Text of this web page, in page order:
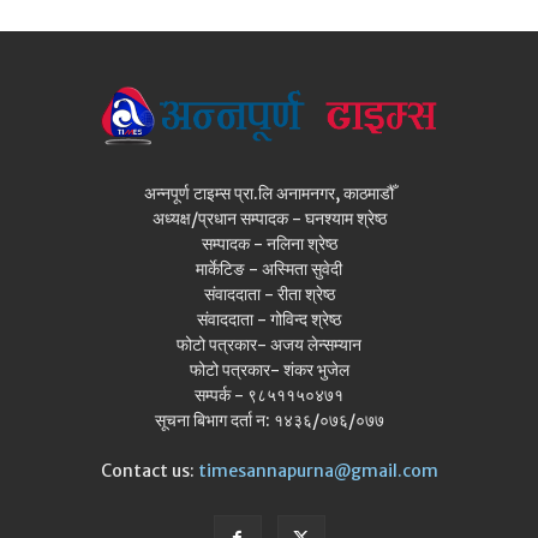
अन्नपूर्ण टाइम्स प्रा.लि अनामनगर, काठमाडौँ
अध्यक्ष/प्रधान सम्पादक - घनश्याम श्रेष्ठ
सम्पादक - नलिना श्रेष्ठ
मार्केटिङ - अस्मिता सुवेदी
संवाददाता - रीता श्रेष्ठ
संवाददाता - गोविन्द श्रेष्ठ
फोटो पत्रकार- अजय लेन्सम्यान
फोटो पत्रकार- शंकर भुजेल
सम्पर्क - ९८५११५०४७१
सूचना बिभाग दर्ता न: १४३६/०७६/०७७
Contact us: timesannapurna@gmail.com